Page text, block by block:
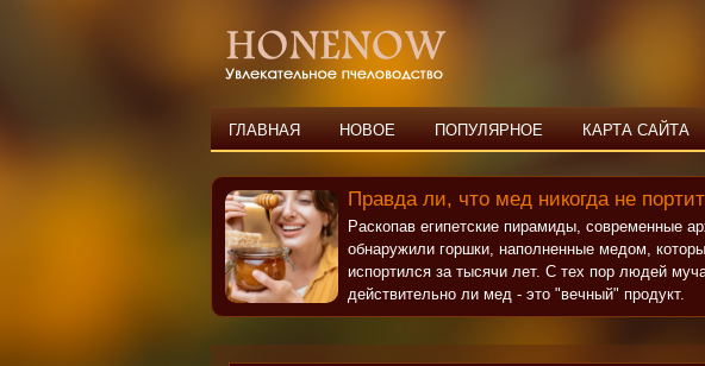
ГЛАВНАЯ НОВОЕ ПОПУЛЯРНОЕ КАРТА САЙТА
Правда ли, что мед никогда не
Раскопав египетские пирамиды, современные
обнаружили горшки, наполненные медом,
испортился за тысячи лет. С тех пор людей
действительно ли мед - это "вечный" продукт.